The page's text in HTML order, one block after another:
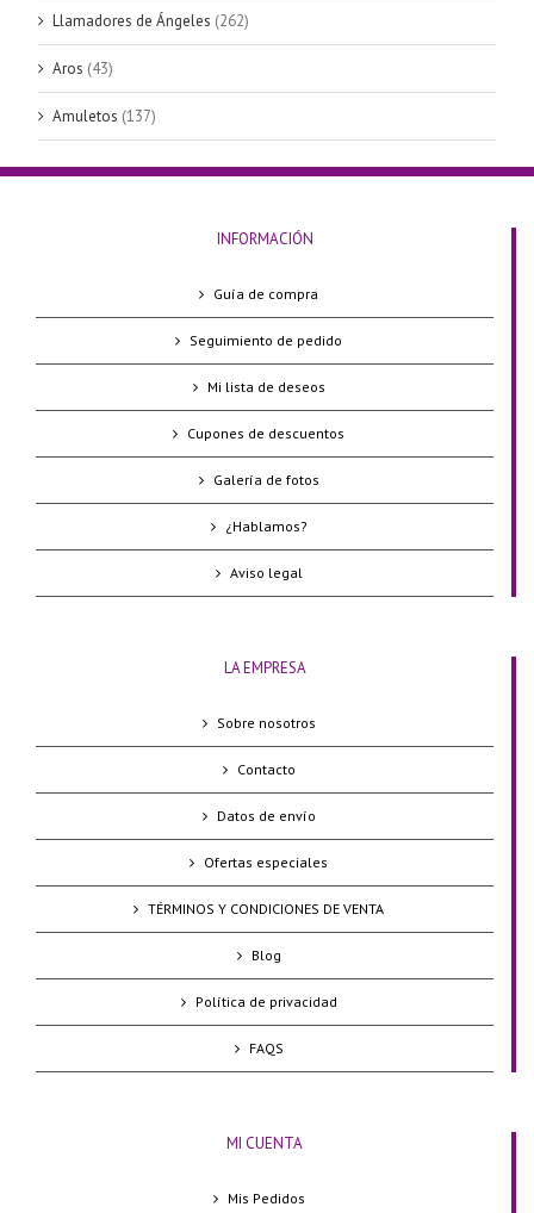
Llamadores de Ángeles (262)
Aros (43)
Amuletos (137)
INFORMACIÓN
Guía de compra
Seguimiento de pedido
Mi lista de deseos
Cupones de descuentos
Galería de fotos
¿Hablamos?
Aviso legal
LA EMPRESA
Sobre nosotros
Contacto
Datos de envío
Ofertas especiales
TÉRMINOS Y CONDICIONES DE VENTA
Blog
Política de privacidad
FAQS
MI CUENTA
Mis Pedidos